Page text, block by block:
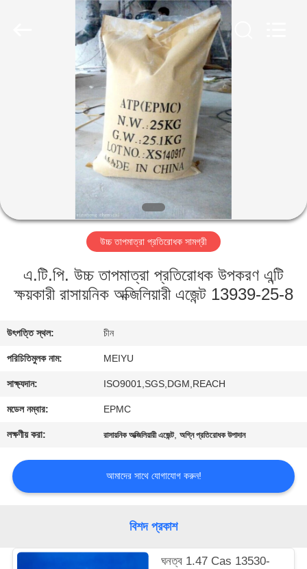
আমাদের
সম্বন্ধে
কারখানা
পরিদর্শন
গুণমান
নিয়ন্ত্রণ
আমাদের
সাথে
একটি
অনুরোধ
উচ্চ তাপমাত্রা প্রতিরোধক সামগ্রী
এ.টি.পি. উচ্চ তাপমাত্রা প্রতিরোধক উপকরণ এন্টি
ক্ষয়কারী রাসায়নিক অক্জিলিয়ারী এজেন্ট 13939-25-8
উৎপত্তি স্থল: চীন
পরিচিতিমুলক নাম: MEIYU
সাক্ষ্যদান: ISO9001,SGS,DGM,REACH
মডেল নম্বার: EPMC
লক্ষণীয় করা: রাসায়নিক অক্জিলিয়ারী এজেন্ট,অগ্নি প্রতিরোধক উপাদান
আমাদের সাথে যোগাযোগ করুন!
বিশদ প্রকাশ
ঘনত্ব 1.47 Cas 13530-